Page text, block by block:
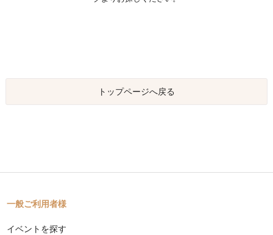
トップページへ戻る
一般ご利用者様
イベントを探す